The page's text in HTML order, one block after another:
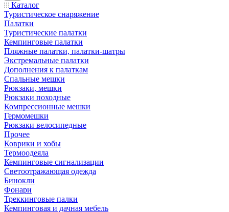
Каталог
Туристическое снаряжение
Палатки
Туристические палатки
Кемпинговые палатки
Пляжные палатки, палатки-шатры
Экстремальные палатки
Дополнения к палаткам
Спальные мешки
Рюкзаки, мешки
Рюкзаки походные
Компрессионные мешки
Гермомешки
Рюкзаки велосипедные
Прочее
Коврики и хобы
Термоодеяла
Кемпинговые сигнализации
Светоотражающая одежда
Бинокли
Фонари
Треккинговые палки
Кемпинговая и дачная мебель